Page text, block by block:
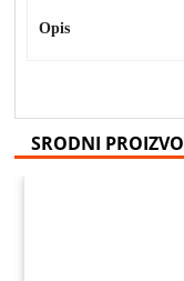
Opis
SRODNI